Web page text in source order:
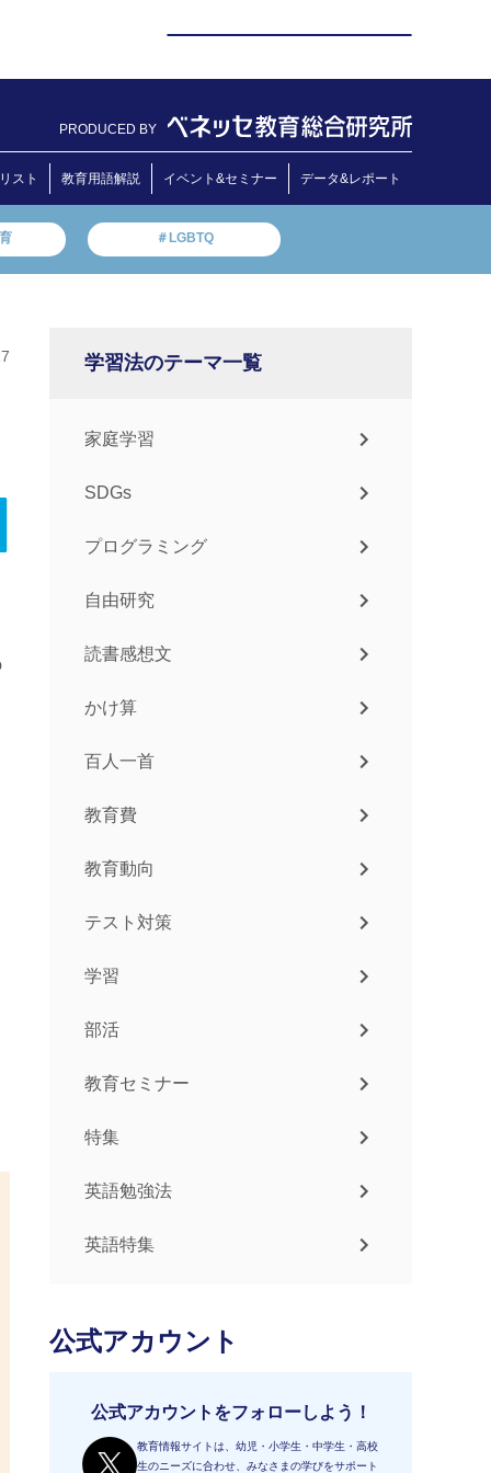
PRODUCED BY
スト 教育用語解説 イベント&セミナー データ&レポート
＃LGBTQ
学習法のテーマ一覧
家庭学習
SDGs
プログラミング
自由研究
読書感想文
かけ算
百人一首
教育費
教育動向
テスト対策
学習
部活
教育セミナー
特集
英語勉強法
英語特集
公式アカウント
公式アカウントをフォローしよう！
教育情報サイトは、幼児・小学生・中学生・高校
生のニーズに合わせ、みなさまの学びをサポート